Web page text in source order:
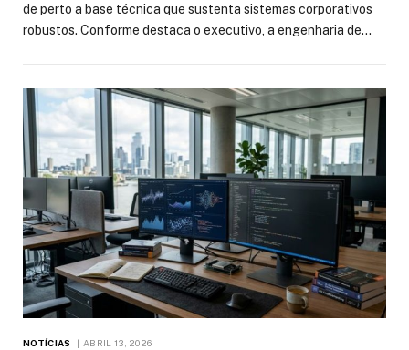
de perto a base técnica que sustenta sistemas corporativos
robustos. Conforme destaca o executivo, a engenharia de…
NOTÍCIAS ABRIL 13, 2026